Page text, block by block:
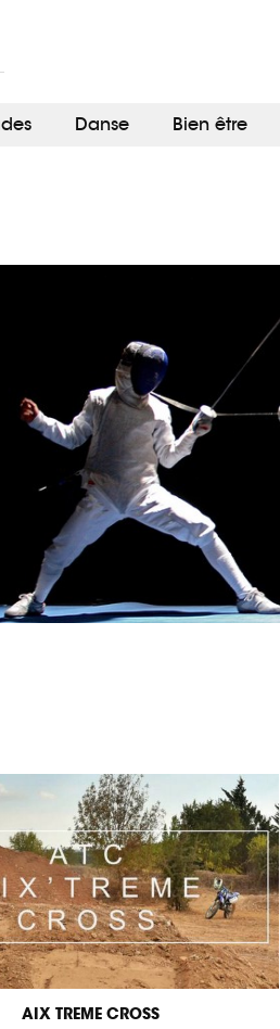
Danse Bien être
AIX TREME CROSS